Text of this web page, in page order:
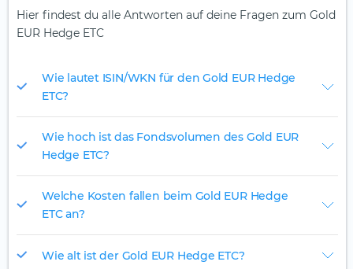
Hier findest du alle Antworten auf deine Fragen zum Gold
EUR Hedge ETC
Wie lautet ISIN/WKN für den Gold EUR Hedge
ETC?
Wie hoch ist das Fondsvolumen des Gold EUR
Hedge ETC?
Welche Kosten fallen beim Gold EUR Hedge
ETC an?
Wie alt ist der Gold EUR Hedge ETC?